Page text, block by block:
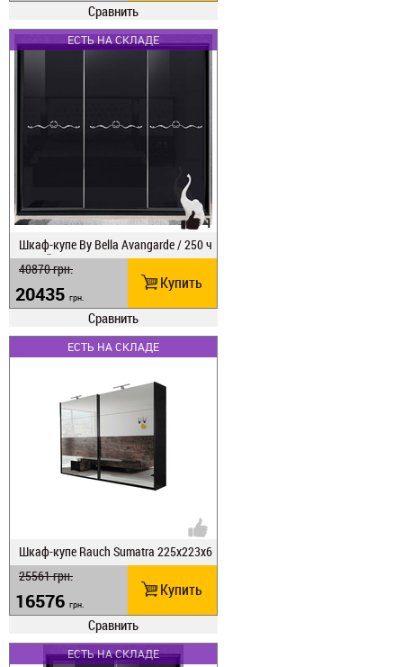
Сравнить
ЕСТЬ НА СКЛАДЕ
1
Шкаф-купе Ву Веlla Avangarde / 250 ч
ерный глянец
40870грн.
20435 грн.
Купить
Сравнить
ЕСТЬ НА СКЛАДЕ
Шкаф-купе Rauch Sumatra 225х223х6
9
25561грн.
16576 грн.
Купить
Сравнить
ЕСТЬ НА СКЛАДЕ